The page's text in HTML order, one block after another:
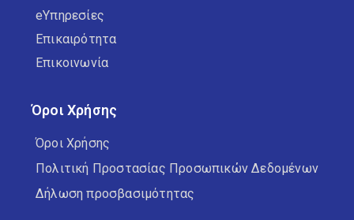
eΥπηρεσίες
Επικαιρότητα
Επικοινωνία
Όροι Χρήσης
Όροι Χρήσης
Πολιτική Προστασίας Προσωπικών Δεδομένων
Δήλωση προσβασιμότητας